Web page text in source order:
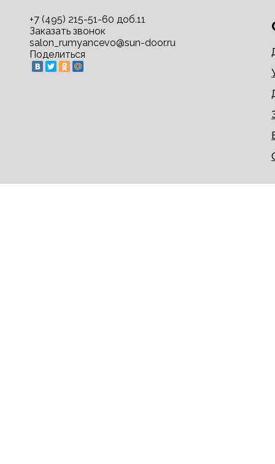
+7 (495) 215-51-60 доб.11
Заказать звонок
salon_rumyancevo@sun-door.ru
Поделиться